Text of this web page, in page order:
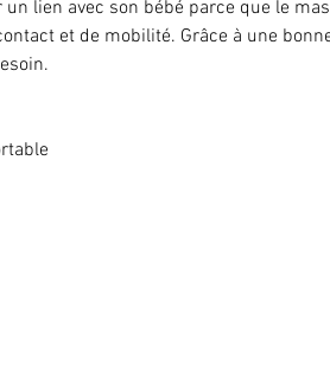
lien avec son bébé parce que le
et de mobilité. Grâce à une